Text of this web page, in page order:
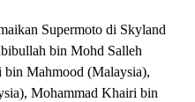
Supermoto di Skyland
bin Mohd Salleh
Mahmood (Malaysia),
Mohammad Khairi bin